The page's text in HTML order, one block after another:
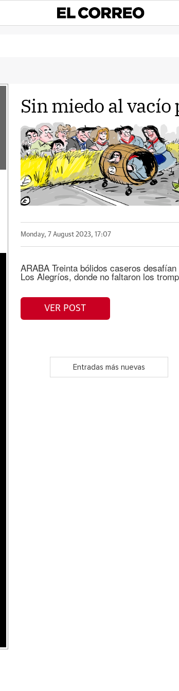
Sin miedo al vacío
Monday, 7 August 2023, 17:07
ARABA Treinta bólidos caseros
Los Alegríos, donde no faltaron los
VER POST
Entradas más nuevas